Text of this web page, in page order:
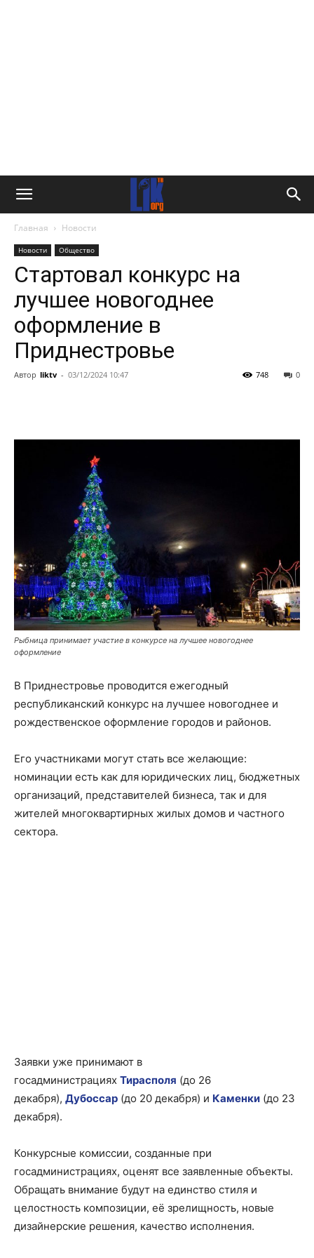
Главная Новости
Новости Общество
Стартовал конкурс на
лучшее новогоднее
оформление в
Приднестровье
Автор liktv - 03/12/2024 10:47 0
748
Рыбница принимает участие в конкурсе на лучшее новогоднее
оформление
В Приднестровье проводится ежегодный
республиканский конкурс на лучшее новогоднее и
рождественское оформление городов и районов.
Его участниками могут стать все желающие:
номинации есть как для юридических лиц, бюджетных
организаций, представителей бизнеса, так и для
жителей многоквартирных жилых домов и частного
сектора.
Заявки уже принимают в
госадминистрациях Тирасполя (до 26
декабря), Дубоссар (до 20 декабря) и Каменки (до 23
декабря).
Конкурсные комиссии, созданные при
госадминистрациях, оценят все заявленные объекты.
Обращать внимание будут на единство стиля и
целостность композиции, её зрелищность, новые
дизайнерские решения, качество исполнения.